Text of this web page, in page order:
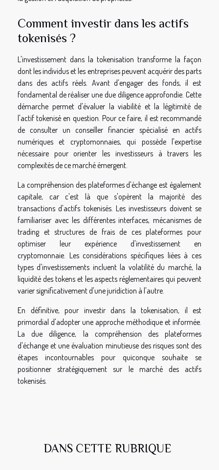
Comment investir dans les actifs
tokenisés ?
L'investissement dans la tokenisation transforme la façon
dont les individus et les entreprises peuvent acquérir des parts
dans des actifs réels. Avant d'engager des fonds, il est
fondamental de réaliser une due diligence approfondie. Cette
démarche permet d'évaluer la viabilité et la légitimité de
l'actif tokenisé en question. Pour ce faire, il est recommandé
de consulter un conseiller financier spécialisé en actifs
numériques et cryptomonnaies, qui possède l'expertise
nécessaire pour orienter les investisseurs à travers les
complexités de ce marché émergent.
La compréhension des plateformes d'échange est également
capitale, car c'est là que s'opèrent la majorité des
transactions d'actifs tokenisés. Les investisseurs doivent se
familiariser avec les différentes interfaces, mécanismes de
trading et structures de frais de ces plateformes pour
optimiser leur expérience d'investissement en
cryptomonnaie. Les considérations spécifiques liées à ces
types d'investissements incluent la volatilité du marché, la
liquidité des tokens et les aspects réglementaires qui peuvent
varier significativement d'une juridiction à l'autre.
En définitive, pour investir dans la tokenisation, il est
primordial d'adopter une approche méthodique et informée.
La due diligence, la compréhension des plateformes
d'échange et une évaluation minutieuse des risques sont des
étapes incontournables pour quiconque souhaite se
positionner stratégiquement sur le marché des actifs
tokenisés.
DANS CETTE RUBRIQUE